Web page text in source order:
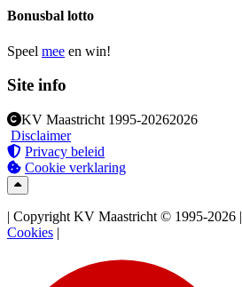
Bonusbal lotto
Speel mee en win!
Site info
KV Maastricht 1995-20262026
Disclaimer
Privacy beleid
Cookie verklaring
| Copyright KV Maastricht © 1995-2026 |
Cookies |